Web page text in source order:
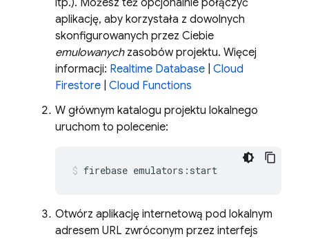
itp.). Możesz też opcjonalnie połączyć
aplikację, aby korzystała z dowolnych
skonfigurowanych przez Ciebie
emulowanychzasobów projektu. Więcej
informacji: Realtime Database Cloud
Firestore Cloud Functions
W głównym katalogu projektu lokalnego
uruchom to polecenie:
firebase emulators:start
Otwórz aplikację internetową pod lokalnym
adresem URL zwróconym przez interfejs